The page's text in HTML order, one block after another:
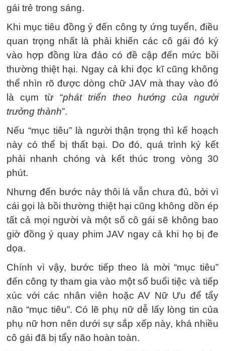
gái trẻ trong sáng.
Khi mục tiêu đồng ý đến công ty ứng tuyển, điều
quan trọng nhất là phải khiến các cô gái đó ký
vào hợp đồng lừa đảo có đề cập đến mức bồi
thường thiệt hại. Ngay cả khi đọc kĩ cũng không
thể nhìn rõ được dòng chữ JAV mà thay vào đó
là cụm từ “phát triển theo hướng của người
trưởng thành”.
Nếu “mục tiêu” là người thận trọng thì kế hoạch
này có thể bị thất bại. Do đó, quá trình ký kết
phải nhanh chóng và kết thúc trong vòng 30
phút.
Nhưng đến bước này thôi là vẫn chưa đủ, bởi vì
cái gọi là bồi thường thiệt hại cũng không dồn ép
tất cả mọi người và một số cô gái sẽ không bao
giờ đồng ý quay phim JAV ngay cả khi họ bị đe
dọa.
Chính vì vậy, bước tiếp theo là mời “mục tiêu”
đến công ty tham gia vào một số buổi tiệc và tiếp
xúc với các nhân viên hoặc AV Nữ Ưu để tẩy
não “mục tiêu”. Có lẽ phụ nữ dễ lấy lòng tin của
phụ nữ hơn nên dưới sự sắp xếp này, khá nhiều
cô gái đã bị tẩy não hoàn toàn.